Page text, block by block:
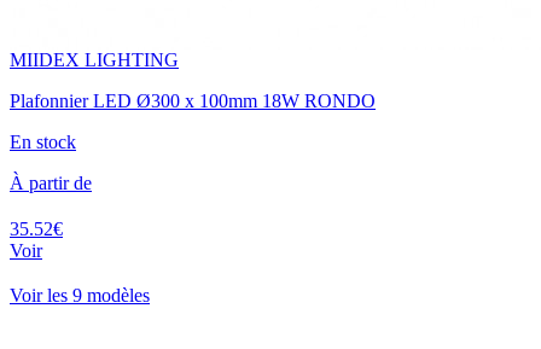
MIIDEX LIGHTING
Plafonnier LED Ø300 x 100mm 18W RONDO
En stock
À partir de
35.52€
Voir
Voir les 9 modèles